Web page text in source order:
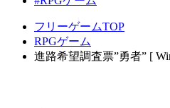
フリーゲームTOP
RPGゲーム
進路希望調査票”勇者” [